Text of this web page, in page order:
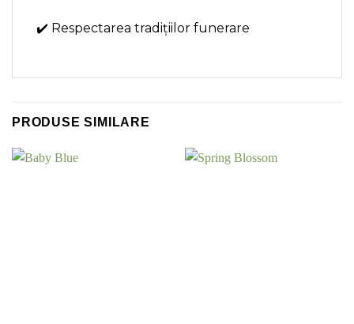
✔️ Respectarea tradițiilor funerare
PRODUSE SIMILARE